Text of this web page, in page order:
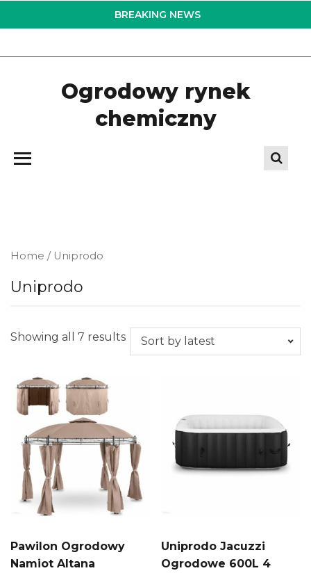
to
BREAKING NEWS
Ogrodowy rynek
chemiczny
Home / Uniprodo
Uniprodo
Showing all 7 results
Pawilon Ogrodowy
Namiot Altana
Uniprodo Jacuzzi
Ogrodowe 600L 4